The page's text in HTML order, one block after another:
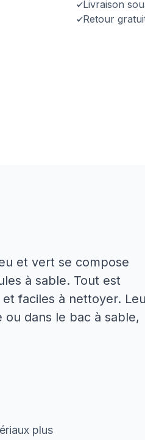
Livraison
Retour
et vert se compose
à sable. Tout est
faciles à nettoyer.
dans le bac à sable,
plus